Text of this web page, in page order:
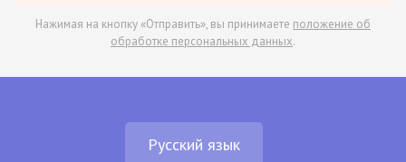
Нажимая на кнопку «Отправить», вы принимаете положение об
обработке персональных данных.
Русский язык